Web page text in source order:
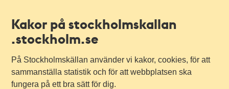
Kakor på stockholmskallan
.stockholm.se
På Stockholmskällan använder vi kakor, cookies, för att
sammanställa statistik och för att webbplatsen ska
fungera på ett bra sätt för dig.